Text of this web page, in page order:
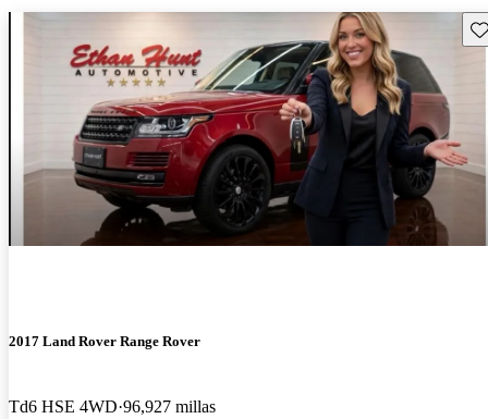
2017 Land Rover Range Rover
Td6 HSE 4WD 96,927 millas